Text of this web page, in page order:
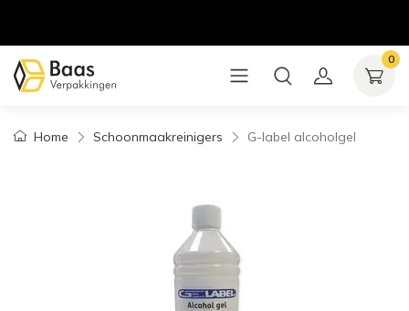
0
Home Schoonmaakreinigers G-label alcoholgel